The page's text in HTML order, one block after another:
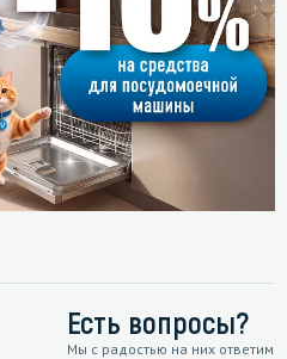
Есть вопросы?
Мы с радостью на них ответим